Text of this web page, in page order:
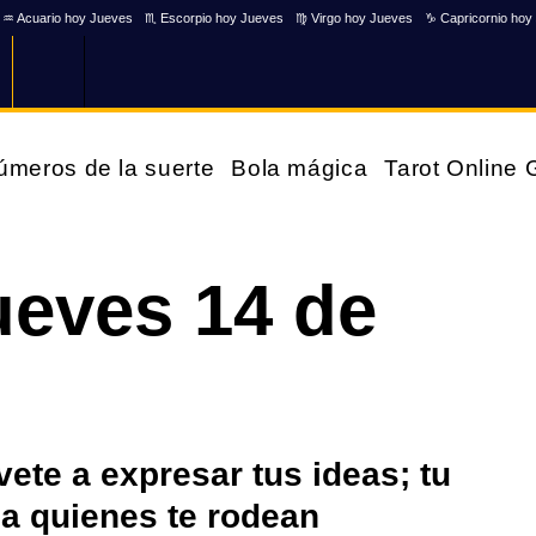
♒ Acuario hoy Jueves ♏ Escorpio hoy Jueves ♍ Virgo hoy Jueves ♑ Capricornio
de la suerte Bola mágica Tarot Online
14 de
a expresar tus ideas; tu
quienes te rodean